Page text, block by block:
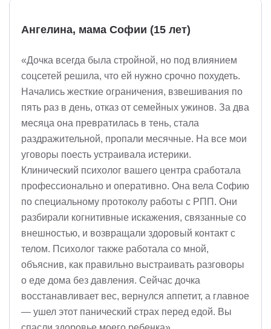
Ангелина, мама Софии (15 лет)
«Дочка всегда была стройной, но под влиянием
соцсетей решила, что ей нужно срочно похудеть.
Начались жесткие ограничения, взвешивания по
пять раз в день, отказ от семейных ужинов. За два
месяца она превратилась в тень, стала
раздражительной, пропали месячные. На все мои
уговоры поесть устраивала истерики.
Клинический психолог вашего центра сработала
профессионально и оперативно. Она вела Софию
по специальному протоколу работы с РПП. Они
разбирали когнитивные искажения, связанные со
внешностью, и возвращали здоровый контакт с
телом. Психолог также работала со мной,
объяснив, как правильно выстраивать разговоры
о еде дома без давления. Сейчас дочка
восстанавливает вес, вернулся аппетит, а главное
— ушел этот панический страх перед едой. Вы